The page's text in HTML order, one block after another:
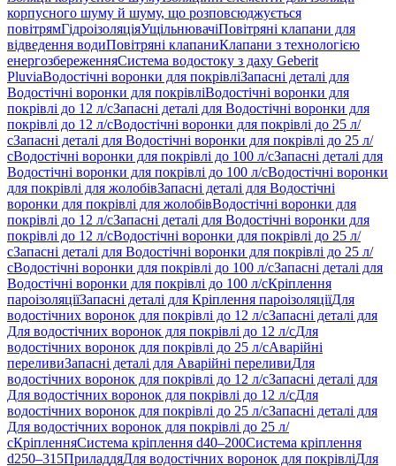
корпусного шуму й шуму, що розповсюджується
повітрямГідроізоляціяУщільнювачіПовітряні клапани для
відведення водиПовітряні клапаниКлапани з технологією
енергозбереженняСистема водостоку з даху Geberit
PluviaВодостічні воронки для покрівліЗапасні деталі для
Водостічні воронки для покрівліВодостічні воронки для
покрівлі до 12 л/сЗапасні деталі для Водостічні воронки для
покрівлі до 12 л/сВодостічні воронки для покрівлі до 25 л/
сЗапасні деталі для Водостічні воронки для покрівлі до 25 л/
сВодостічні воронки для покрівлі до 100 л/сЗапасні деталі для
Водостічні воронки для покрівлі до 100 л/сВодостічні воронки
для покрівлі для жолобівЗапасні деталі для Водостічні
воронки для покрівлі для жолобівВодостічні воронки для
покрівлі до 12 л/сЗапасні деталі для Водостічні воронки для
покрівлі до 12 л/сВодостічні воронки для покрівлі до 25 л/
сЗапасні деталі для Водостічні воронки для покрівлі до 25 л/
сВодостічні воронки для покрівлі до 100 л/сЗапасні деталі для
Водостічні воронки для покрівлі до 100 л/сКріплення
пароізоляціїЗапасні деталі для Кріплення пароізоляціїДля
водостічних воронок для покрівлі до 12 л/сЗапасні деталі для
Для водостічних воронок для покрівлі до 12 л/сДля
водостічних воронок для покрівлі до 25 л/сАварійні
переливиЗапасні деталі для Аварійні переливиДля
водостічних воронок для покрівлі до 12 л/сЗапасні деталі для
Для водостічних воронок для покрівлі до 12 л/сДля
водостічних воронок для покрівлі до 25 л/сЗапасні деталі для
Для водостічних воронок для покрівлі до 25 л/
сКріпленняСистема кріплення d40–200Система кріплення
d250–315ПриладдяДля водостічних воронок для покрівліДля